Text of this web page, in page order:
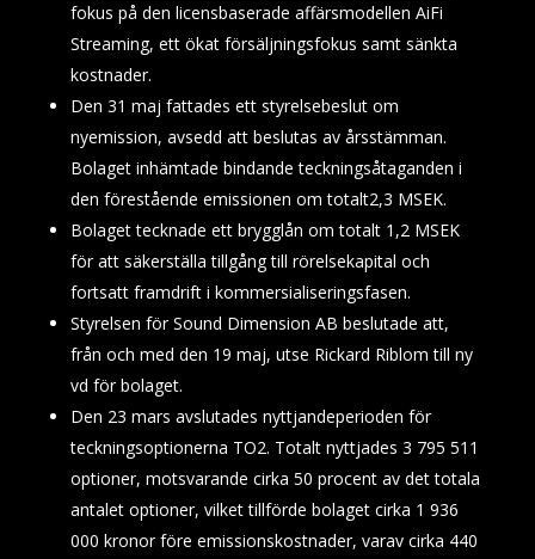
fokus på den licensbaserade affärsmodellen AiFi
Streaming, ett ökat försäljningsfokus samt sänkta
kostnader.
Den 31 maj fattades ett styrelsebeslut om
nyemission, avsedd att beslutas av årsstämman.
Bolaget inhämtade bindande teckningsåtaganden i
den förestående emissionen om totalt2,3 MSEK.
Bolaget tecknade ett brygglån om totalt 1,2 MSEK
för att säkerställa tillgång till rörelsekapital och
fortsatt framdrift i kommersialiseringsfasen.
Styrelsen för Sound Dimension AB beslutade att,
från och med den 19 maj, utse Rickard Riblom till ny
vd för bolaget.
Den 23 mars avslutades nyttjandeperioden för
teckningsoptionerna TO2. Totalt nyttjades 3 795 511
optioner, motsvarande cirka 50 procent av det totala
antalet optioner, vilket tillförde bolaget cirka 1 936
000 kronor före emissionskostnader, varav cirka 440